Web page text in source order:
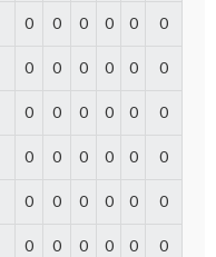
0 0 0 0 0 0
0 0 0 0 0 0
0 0 0 0 0 0
0 0 0 0 0 0
0 0 0 0 0 0
0 0 0 0 0 0